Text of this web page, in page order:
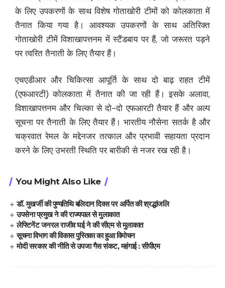
के लिए उपकरणों के साथ विशेष गोताखोरी टीमों को कोलकाता में
तैनात किया गया है। आवश्यक उपकरणों के साथ अतिरिक्त
गोताखोरी टीमें विशाखापत्तनम में स्टैंडबाय पर हैं, जो जरूरत पड़ने
पर त्वरित तैनाती के लिए तैयार हैं।
एचएडीआर और चिकित्सा आपूर्ति के साथ दो बाढ़ राहत टीमें
(एफआरटी) कोलकाता में तैनात की जा रही हैं। इसके अलावा,
विशाखापत्तनम और चिल्का से दो-दो एफआरटी तैयार हैं और अल्प
सूचना पर तैनाती के लिए तैयार हैं। भारतीय नौसेना सतर्क है और
चक्रवात रेमल के मद्देनजर तत्काल और प्रभावी सहायता प्रदान
करने के लिए उभरती स्थिति पर बारीकी से नजर रख रही है।
You Might Also Like
डॉ. मुखर्जी की पुण्यतिथि बलिदान दिवस पर अर्पित की श्रद्धांजलि
उपसेना प्रमुख ने की राज्यपाल से मुलाकात
लेफ्टिनेंट जनरल राजीव घई ने की सीएम से मुलाकात
सूचना विभाग की विकास पुस्तिका का हुआ विमोचन
मोदी सरकार की नीति से उपजा गैस संकट, महंगाई : सीपीएम